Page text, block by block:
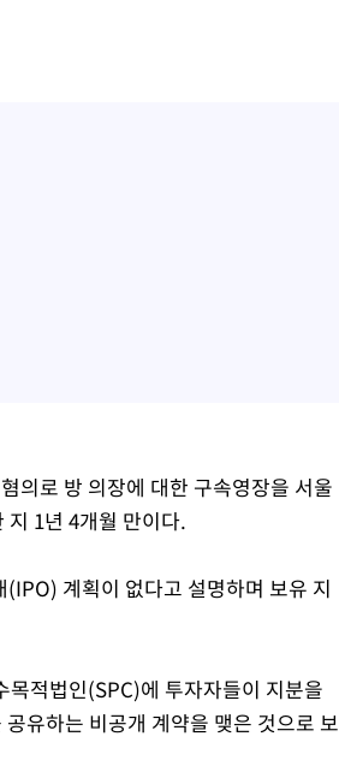
의로 방 의장에 대한 구속영장을 서울
지 1년 4개월 만이다.
계획이 없다고 설명하며 보유 지
적법인(SPC)에 투자자들이 지분을
유하는 비공개 계약을 맺은 것으로 보